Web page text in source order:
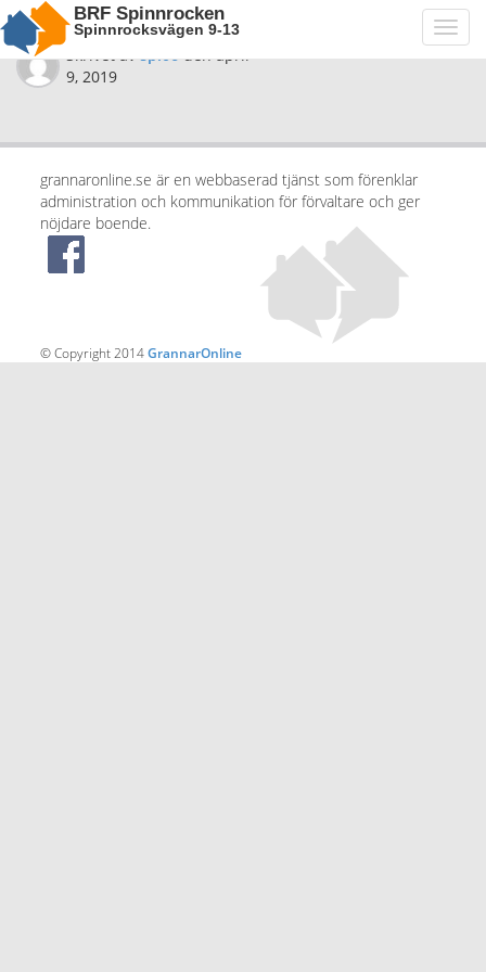
BRF Spinnrocken
Spinnrocksvägen 9-13
Skrivet avspi06denapril
9, 2019
grannaronline.se är en webbaserad tjänst som förenklar
administration och kommunikation för förvaltare och ger
nöjdare boende.
© Copyright 2014GrannarOnline